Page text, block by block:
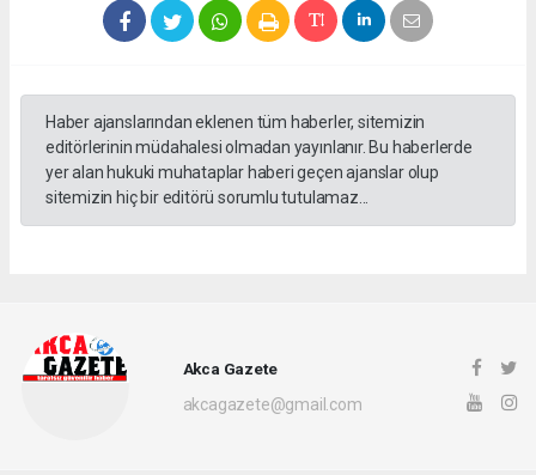
Haber ajanslarından eklenen tüm haberler, sitemizin
editörlerinin müdahalesi olmadan yayınlanır. Bu haberlerde
yer alan hukuki muhataplar haberi geçen ajanslar olup
sitemizin hiç bir editörü sorumlu tutulamaz...
Akca Gazete
akcagazete@gmail.com